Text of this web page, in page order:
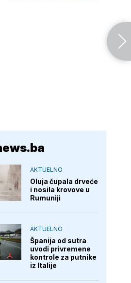
AKTUELNO
Oluja čupala drveće
i nosila krovove u
Rumuniji
AKTUELNO
Španija od sutra
uvodi privremene
kontrole za putnike
iz Italije